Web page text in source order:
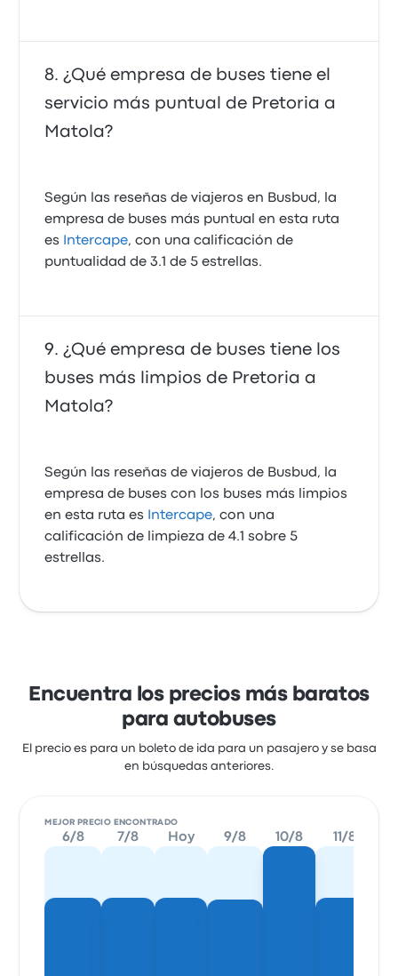
¿Qué empresa de buses tiene el
servicio más puntual de Pretoria a
Matola?
Según las reseñas de viajeros en Busbud, la
empresa de buses más puntual en esta ruta
es
Intercape, con una calificación de
puntualidad de 3.1 de 5 estrellas.
¿Qué empresa de buses tiene los
buses más limpios de Pretoria a
Matola?
Según las reseñas de viajeros de Busbud, la
empresa de buses con los buses más limpios
en esta ruta es
Intercape, con una
calificación de limpieza de 4.1 sobre 5
estrellas.
Encuentra los precios más baratos
para autobuses
El precio es para un boleto de ida para un pasajero y se basa
en búsquedas anteriores.
MEJOR PRECIO ENCONTRADO
6/8 7/8 Hoy 9/8 10/8 11/8